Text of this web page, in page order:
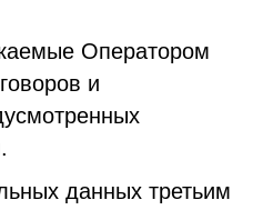
Оператором
и
данных третьим